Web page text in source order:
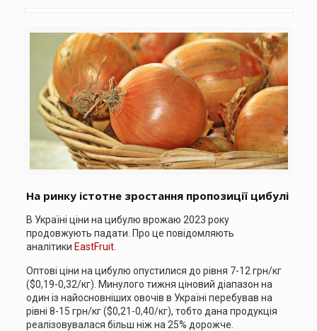
На ринку істотне зростання пропозиції цибулі
В Україні ціни на цибулю врожаю 2023 року
продовжують падати. Про це повідомляють
аналітики EastFruit
Оптові ціни на цибулю опустилися до рівня 7-12 грн/кг
($0,19-0,32/кг). Минулого тижня ціновий діапазон на
один із найосновніших овочів в Україні перебував на
рівні 8-15 грн/кг ($0,21-0,40/кг), тобто дана продукція
реалізовувалася більш ніж на 25% дорожче.